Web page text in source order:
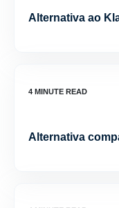
Alternativa ao
Alternativa